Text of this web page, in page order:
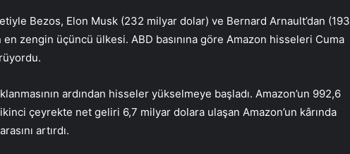
Bezos, Elon Musk (232 milyar dolar) ve Bernard Arnault’dan (193
zengin üçüncü ülkesi. ABD basınına göre Amazon hisseleri Cuma
ardından hisseler yükselmeye başladı. Amazon’un 992,6
çeyrekte net geliri 6,7 milyar dolara ulaşan Amazon’un kârında
artırdı.